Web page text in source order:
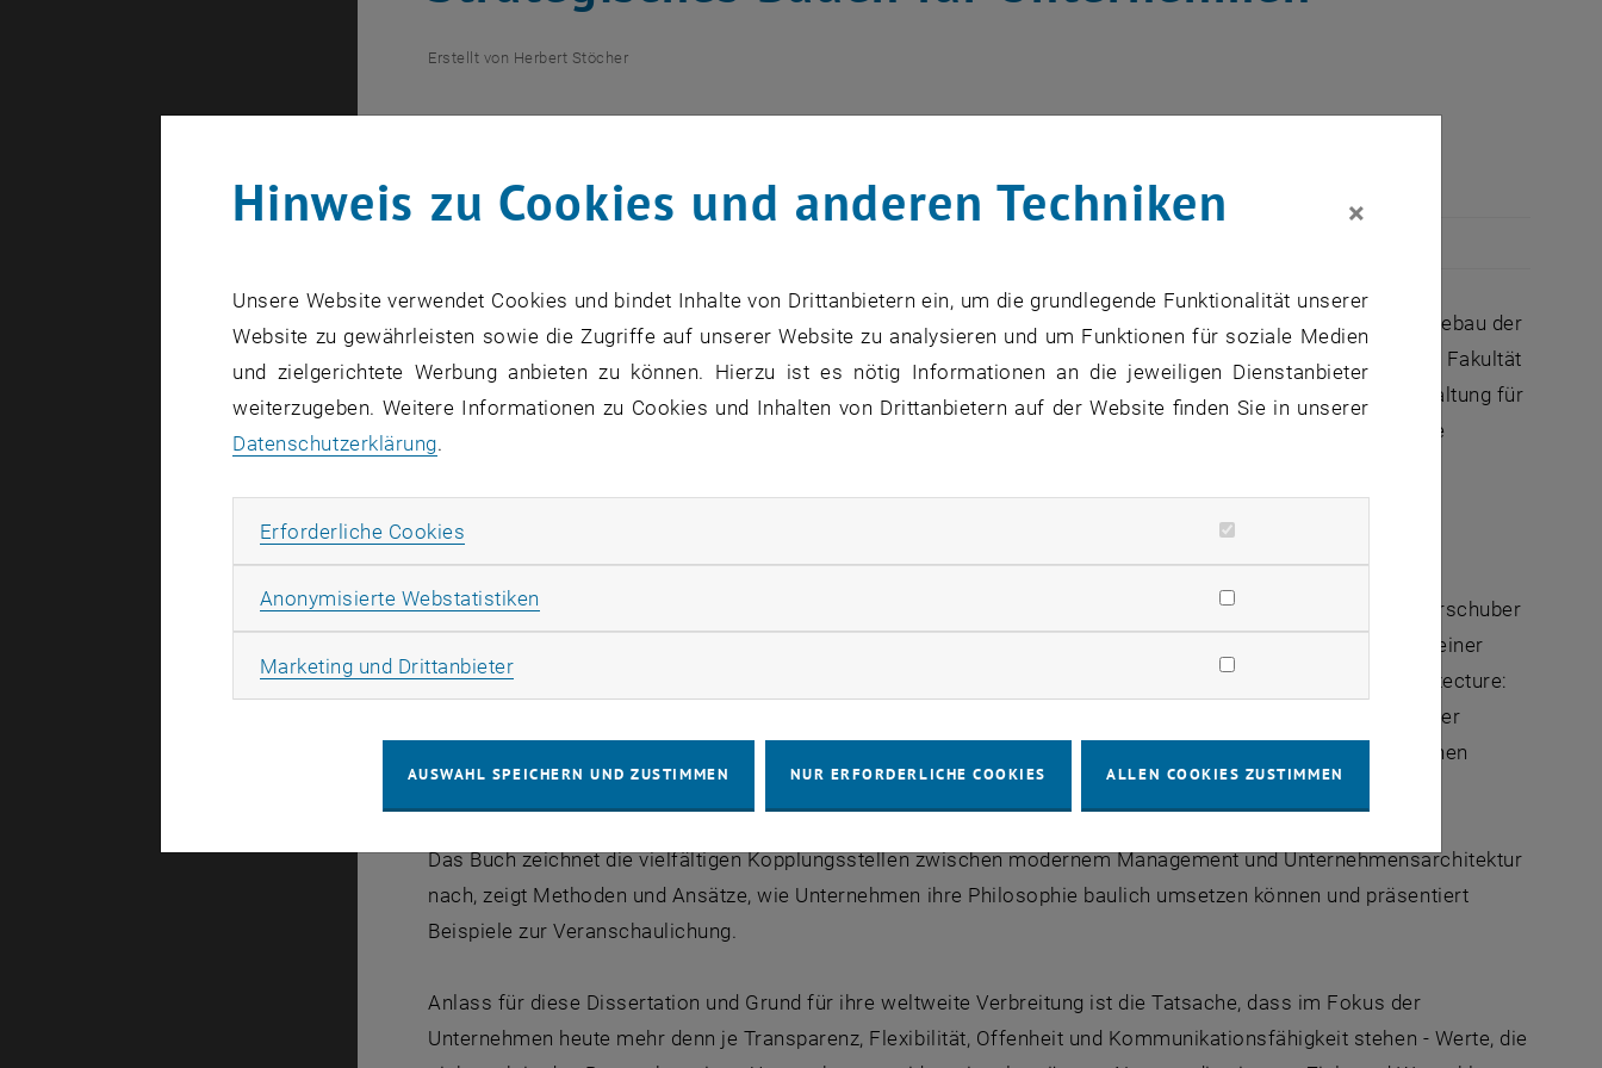
Erstellt von Herbert Stöcher
Susanne Knittel verfasste 2001 bei Professor Degenhard Sommer (damals: Institut für Hochbau und Industriebau der
Fakultät für Bauingenieurwesen) und Professor Andreas Weiss (Institut für Managementwissenschaften der Fakultät
für Maschinenwesen und Betriebswissenschaften) eine Dissertation über die Bedeutung der baulichen Gestaltung für
die Führung von Industrieunternehmen. Titel der Arbeit: Industriearchitektur und Unternehmensführung - Eine
Managementmethoden (Signatur an der Universitätsbibliothek der TU Wien: 590.715 II).
Der Verlag Birkhäuser, Basel/Boston, hat diese wissenschaftliche Arbeit 2006 unter dem Titel: Knittel-Ammerschuber
Susanne: "Erfolgsfaktor Architektur – Strategisches Bauen für Unternehmen" als reich illustriertes Buch mit einer
Auflage von 1.500 Stück verlegt und bietet parallel dazu eine englische Version mit derselben Auflage ("Architecture:
the Element of Success - Building Strategies and Business Objectives") an. Eine dritte Fassung in chinesischer
Sprache ist für 2008 geplant und wird als Lizenzausgabe in einem bedeutenden chinesischen Verlag erscheinen
Das Buch zeichnet die vielfältigen Kopplungsstellen zwischen modernem Management und Unternehmensarchitektur
nach, zeigt Methoden und Ansätze, wie Unternehmen ihre Philosophie baulich umsetzen können und präsentiert
Beispiele zur Veranschaulichung.
Anlass für diese Dissertation und Grund für ihre weltweite Verbreitung ist die Tatsache, dass im Fokus der
Unternehmen heute mehr denn je Transparenz, Flexibilität, Offenheit und Kommunikationsfähigkeit stehen - Werte, die
Hinweis zu Cookies und anderen Techniken ×
Unsere Website verwendet Cookies und bindet Inhalte von Drittanbietern ein, um die grundlegende Funktionalität unserer
Website zu gewährleisten sowie die Zugriffe auf unserer Website zu analysieren und um Funktionen für soziale Medien
und zielgerichtete Werbung anbieten zu können. Hierzu ist es nötig Informationen an die jeweiligen Dienstanbieter
weiterzugeben. Weitere Informationen zu Cookies und Inhalten von Drittanbietern auf der Website finden Sie in unserer
Datenschutzerklärung.
Erforderliche Cookies
Anonymisierte Webstatistiken
Marketing und DrittanbieterMarketing Cookies zulassen
AUSWAHL SPEICHERN UND ZUSTIMMEN NUR ERFORDERLICHE COOKIES ALLEN COOKIES ZUSTIMMEN